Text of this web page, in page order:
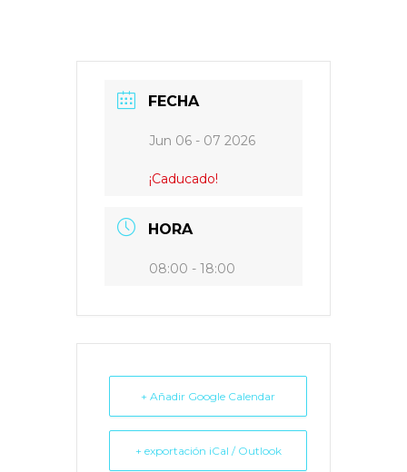
FECHA
Jun 06 - 07 2026
¡Caducado!
HORA
08:00 - 18:00
+ Añadir Google Calendar
+ exportación iCal / Outlook